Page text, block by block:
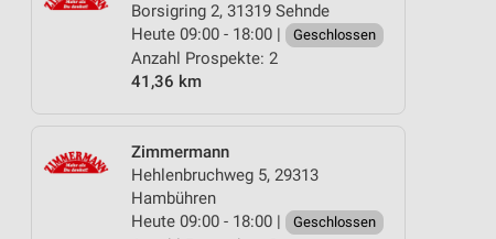
Borsigring 2, 31319 Sehnde
Heute 09:00 - 18:00 |
Geschlossen
Anzahl Prospekte: 2
41,36 km
Zimmermann
Hehlenbruchweg 5, 29313
Hambühren
Heute 09:00 - 18:00 |
Geschlossen